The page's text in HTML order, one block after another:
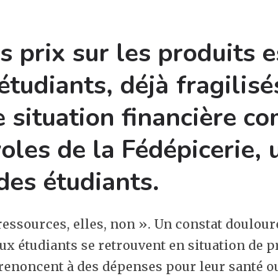
prix sur les produits
déjà
situation financière
de la Fédépicerie,
étudiants.
elles, non ». Un constat
étudiants se retrouvent en situation de
à des dépenses pour leur santé